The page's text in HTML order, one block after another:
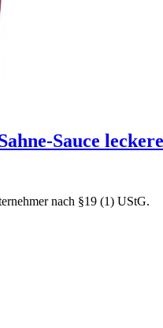
Sauce
nach §19 (1) UStG.